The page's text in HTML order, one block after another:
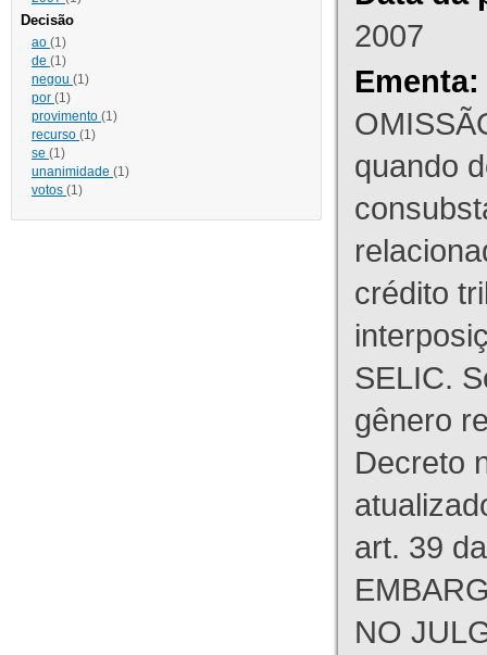
Decisão
ao (1)
de (1)
negou (1)
por (1)
provimento (1)
recurso (1)
se (1)
unanimidade (1)
votos (1)
2007
Ementa:
quando
crédito
SELIC.
gênero
Decreto
art. 39
NO